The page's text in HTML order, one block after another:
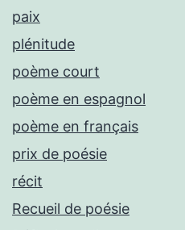
paix
plénitude
poème court
poème en espagnol
poème en français
prix de poésie
récit
Recueil de poésie